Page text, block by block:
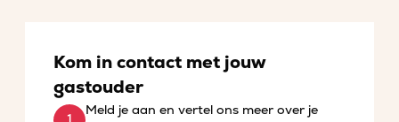
Kom in contact met jouw
gastouder
Meld je aan en vertel ons meer over je